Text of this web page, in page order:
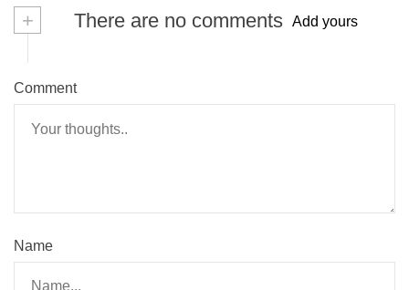
+ There are no comments Add yours
Comment
Name